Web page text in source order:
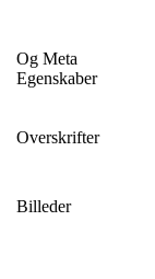
Og Meta
Egenskaber
Overskrifter
Billeder